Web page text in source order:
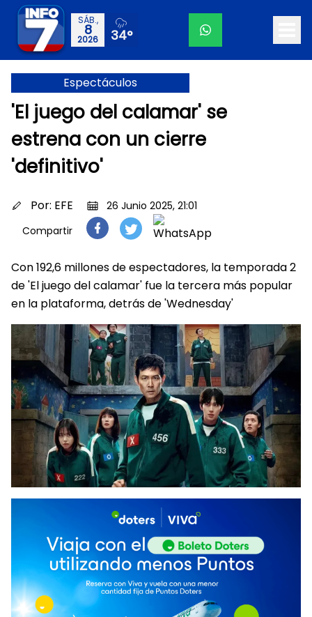
SÁB.,
8
2026 34°
Espectáculos
'El juego del calamar' se
estrena con un cierre
'definitivo'
Por: EFE
26 Junio 2025, 21:01
Compartir
Con 192,6 millones de espectadores, la temporada 2
de 'El juego del calamar' fue la tercera más popular
en la plataforma, detrás de 'Wednesday'